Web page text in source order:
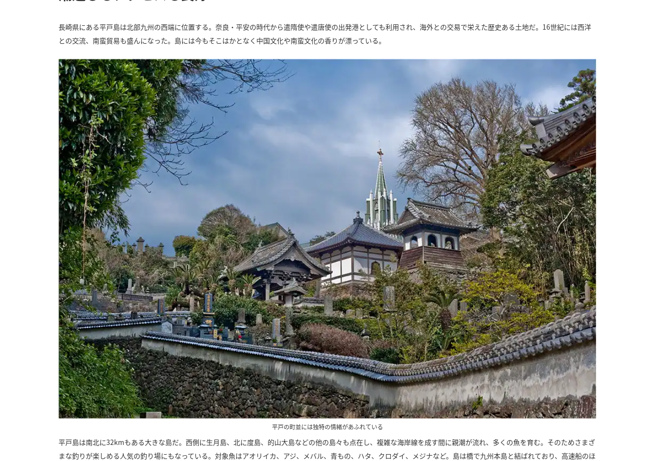
長崎県にある平戸島は北部九州の西端に位置する。奈良・平安の時代から遣隋使や遣唐使の出発港としても利用され、海外との交易で栄えた歴史ある土地だ。16世紀には西洋
との交流、南蛮貿易も盛んになった。島には今もそこはかとなく中国文化や南蛮文化の香りが漂っている。
平戸の町並には独特の情緒があふれている
平戸島は南北に32kmもある大きな島だ。西側に生月島、北に度島、的山大島などの他の島々も点在し、複雑な海岸線を成す間に親潮が流れ、多くの魚を育む。そのためさまざ
まな釣りが楽しめる人気の釣り場にもなっている。対象魚はアオリイカ、アジ、メバル、青もの、ハタ、クロダイ、メジナなど。島は橋で九州本島と結ばれており、高速船のほ